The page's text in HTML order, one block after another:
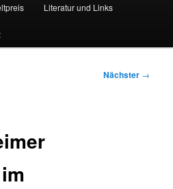
Literatur und Links
Nächster →